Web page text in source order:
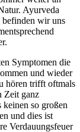
Ayurveda
befinden wir uns
Symptomen die
und wieder
hören trifft oftmals
Zeit ganz
keinen so großen
und dies ist
Verdauungsfeuer